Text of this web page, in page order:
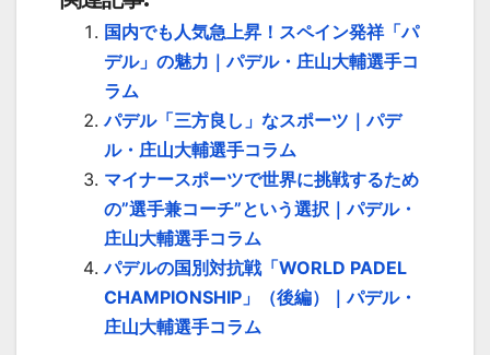
国内でも人気急上昇！スペイン発祥「パ
デル」の魅力｜パデル・庄山大輔選手コ
ラム
パデル「三方良し」なスポーツ｜パデ
ル・庄山大輔選手コラム
マイナースポーツで世界に挑戦するため
の”選手兼コーチ”という選択｜パデル・
庄山大輔選手コラム
パデルの国別対抗戦「WORLD PADEL
CHAMPIONSHIP」（後編）｜パデル・
庄山大輔選手コラム